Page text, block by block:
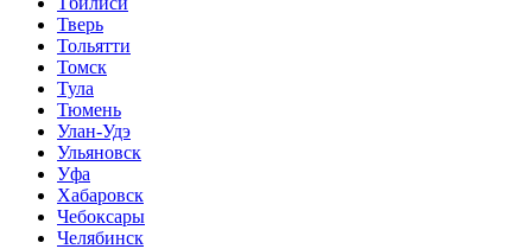
Тверь
Тольятти
Томск
Тула
Тюмень
Улан-Удэ
Ульяновск
Уфа
Хабаровск
Чебоксары
Челябинск